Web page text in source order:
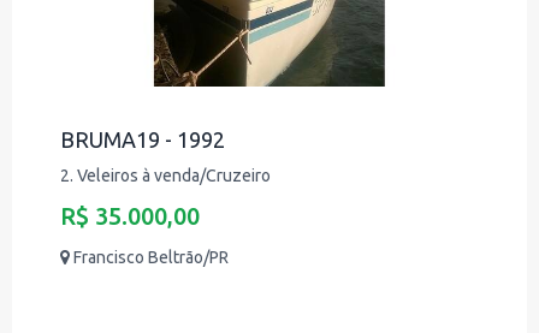
BRUMA19 - 1992
2. Veleiros à venda/Cruzeiro
R$ 35.000,00
Francisco Beltrão/PR